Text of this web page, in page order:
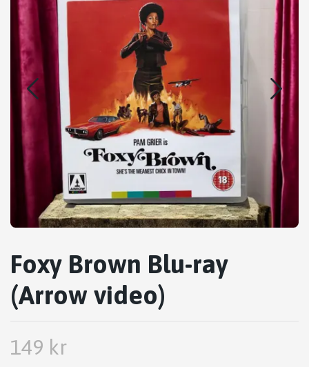
Foxy Brown Blu-ray
(Arrow video)
149 kr